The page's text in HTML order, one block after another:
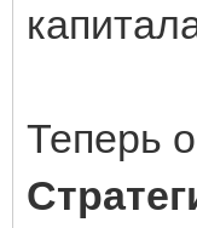
Теперь